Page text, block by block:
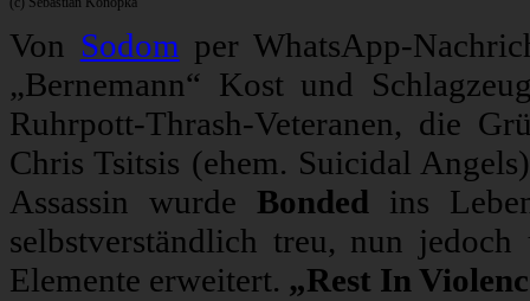
Von Sodom per WhatsApp-
„Bernemann“ Kost und
Ruhrpott-Thrash-Veteranen, die
Chris Tsitsis (ehem. Suicidal
Assassin wurdeBonded ins
selbstverständlich treu, nun
Elemente erweitert. „Rest In